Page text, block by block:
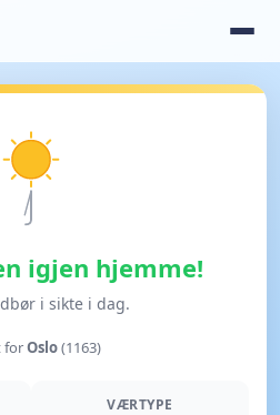
igjen hjemme!
i sikte i dag.
forOslo(1163)
VÆRTYPE